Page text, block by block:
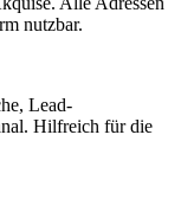
nutzbar.
Lead-
Hilfreich für die